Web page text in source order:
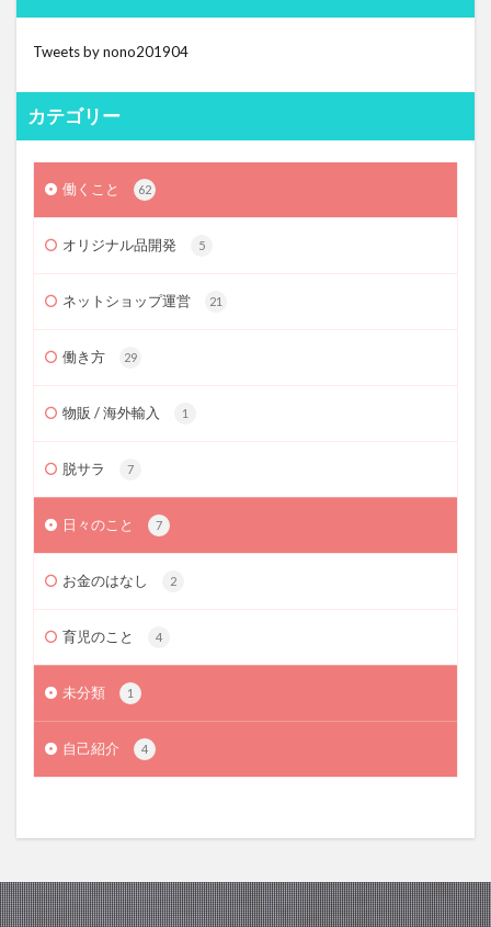
Tweets by nono201904
カテゴリー
働くこと 62
オリジナル品開発 5
ネットショップ運営 21
働き方 29
物販 / 海外輸入 1
脱サラ 7
日々のこと 7
お金のはなし 2
育児のこと 4
未分類 1
自己紹介 4